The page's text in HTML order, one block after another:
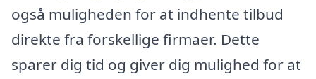
også muligheden for at indhente tilbud
direkte fra forskellige firmaer. Dette
sparer dig tid og giver dig mulighed for at